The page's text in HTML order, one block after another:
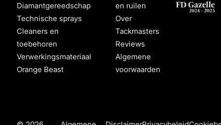
Diamantgereedschap
Technische sprays
Cleaners en
toebehoren
Verwerkingsmateriaal
Orange Beast
en ruilen
Over
Tackmasters
Reviews
Algemene
voorwaarden